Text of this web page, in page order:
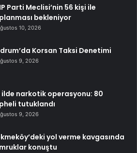
Parti Meclisi’nin 56 kişi ile
bekleniyor
10, 2026
Korsan Taksi Denetimi
9, 2026
ilde narkotik operasyonu: 80
tutuklandı
9, 2026
yol verme kavgasında
konuştu